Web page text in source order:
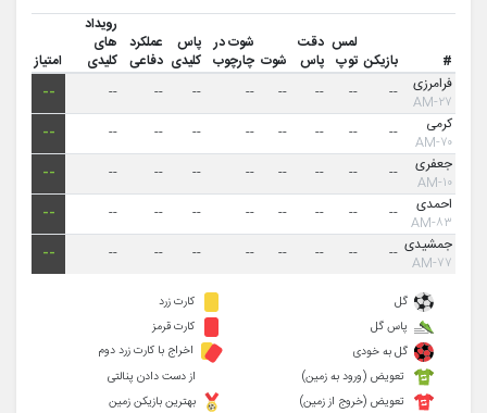
# بازیکن
لمس
توپ
دقت
پاس
شوت
شوت در
چارچوب
پاس
کلیدی
عملکرد
دفاعی
رویداد
های
کلیدی
امتیاز
فرامرزی
۲۷-AM
--
--
--
--
--
--
--
--
--
کرمی
۷۰-AM
--
--
--
--
--
--
--
--
--
جعفری
۱۰-AM
--
--
--
--
--
--
--
--
--
احمدی
۸۳-AM
--
--
--
--
--
--
--
--
--
جمشیدی
۷۷-AM
--
--
--
--
--
--
--
--
--
گل
پاس گل
گل به خودی
کارت زرد
کارت قرمز
اخراج با کارت زرد دوم
تعویض (ورود به زمین)
تعویض (خروج از زمین)
از دست دادن پنالتی
بهترین بازیکن زمین